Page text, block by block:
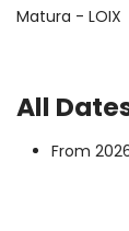
Matura - LOIX
All
From